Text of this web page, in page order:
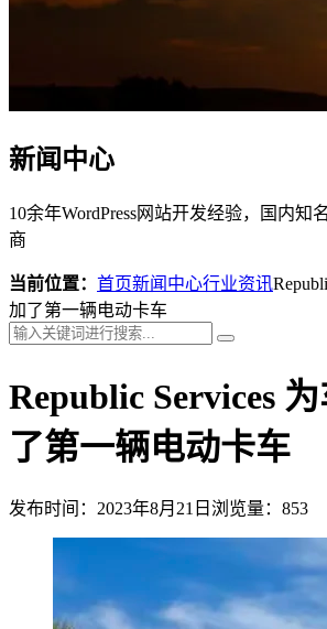
新闻中心
10余年WordPress网站开发经验，国内知
商
当前位置： 首页新闻中心行业资讯
加了第一辆电动卡车
Republic Services
了第一辆电动卡车
发布时间：2023年8月21日 浏览量：853